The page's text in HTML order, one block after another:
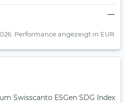
—
Performance angezeigt in EUR.
Swisscanto ESGen SDG Index